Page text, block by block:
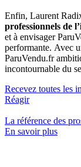
Enfin, Laurent
professionnels de
et à envisager
performante. Avec
ParuVendu.fr
incontournable du
Recevez toutes les
Réagir
La référence des
En savoir plus